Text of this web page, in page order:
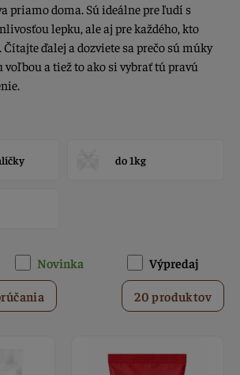
priamo doma. Sú ideálne pre ľudí s
lepku, ale aj pre každého, kto
Čítajte ďalej a dozviete sa prečo sú múky
voľbou a tiež to ako si vybrať tú pravú
do 1kg
Novinka Výpredaj
20 produktov